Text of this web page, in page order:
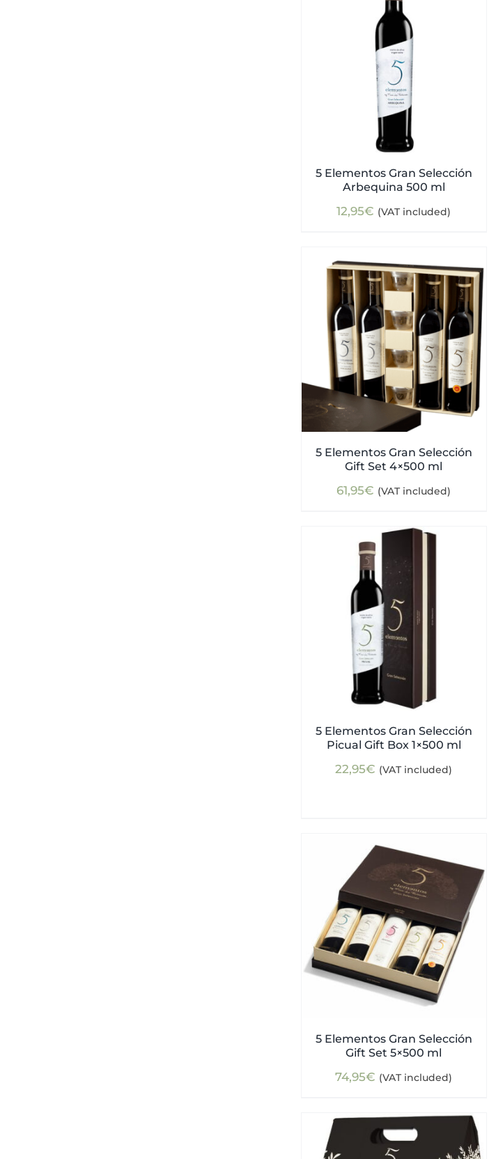
5 Elementos Gran Selección
Arbequina 500 ml
12,95€ (VAT included)
5 Elementos Gran Selección
Gift Set 4×500 ml
61,95€ (VAT included)
5 Elementos Gran Selección
Picual Gift Box 1×500 ml
22,95€ (VAT included)
5 Elementos Gran Selección
Gift Set 5×500 ml
74,95€ (VAT included)